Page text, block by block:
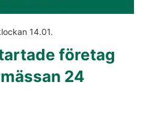
14.01.
företag
24